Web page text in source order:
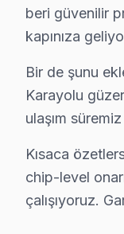
Avcılar
· Arnavutköy
· Bağcılar
· · Bakırköy
· Başakşehir
·
· Beşiktaş
·
beri güvenilir
kapınıza
Bir de şunu
Karayolu
ulaşım
Kısaca
chip-level
çalışıyoruz.